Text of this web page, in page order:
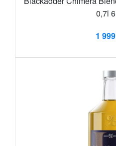
0,7l
1